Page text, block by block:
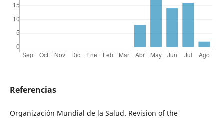
Referencias
Organización Mundial de la Salud. Revision of the